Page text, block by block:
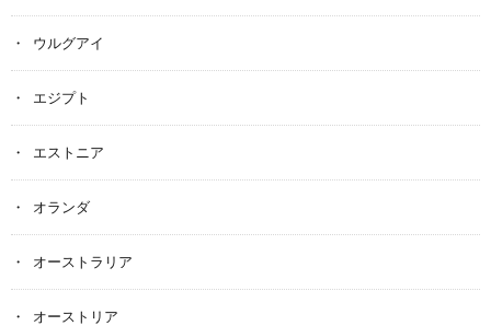
ウルグアイ
エジプト
エストニア
オランダ
オーストラリア
オーストリア